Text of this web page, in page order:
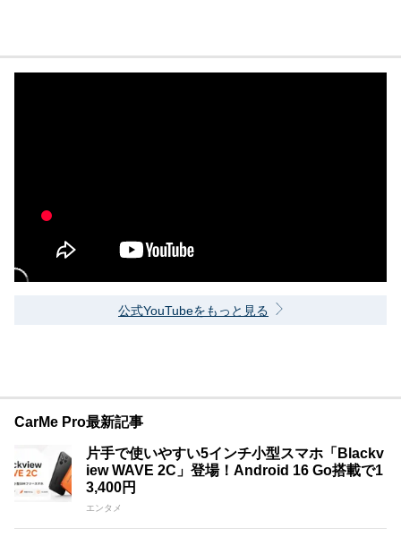
公式YouTubeをもっと見る
CarMe Pro最新記事
片手で使いやすい5インチ小型スマホ「Blackv
iew WAVE 2C」登場！Android 16 Go搭載で1
3,400円
エンタメ